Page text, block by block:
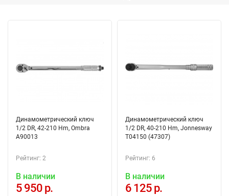
Динамометрический ключ
1/2 DR, 42-210 Hm, Ombra
A90013
Рейтинг: 2
В наличии
5 950 р.
Динамометрический ключ
1/2 DR, 40-210 Hm, Jonnesway
T04150 (47307)
Рейтинг: 6
В наличии
6 125 р.